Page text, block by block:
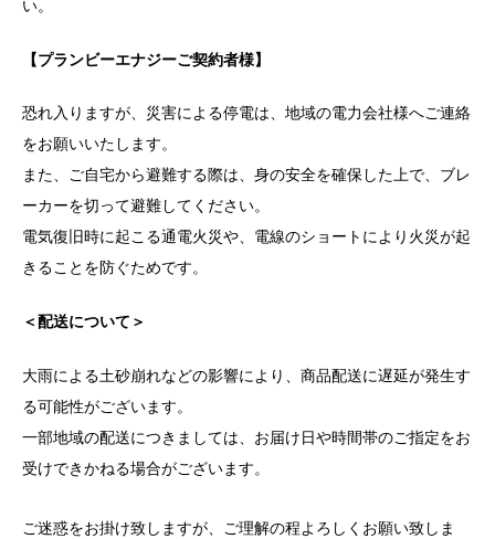
い。
【プランビーエナジーご契約者様】
恐れ入りますが、災害による停電は、地域の電力会社様へご連絡
をお願いいたします。
また、ご自宅から避難する際は、身の安全を確保した上で、ブレ
ーカーを切って避難してください。
電気復旧時に起こる通電火災や、電線のショートにより火災が起
きることを防ぐためです。
＜配送について＞
大雨による土砂崩れなどの影響により、商品配送に遅延が発生す
る可能性がございます。
一部地域の配送につきましては、お届け日や時間帯のご指定をお
受けできかねる場合がございます。
ご迷惑をお掛け致しますが、ご理解の程よろしくお願い致しま